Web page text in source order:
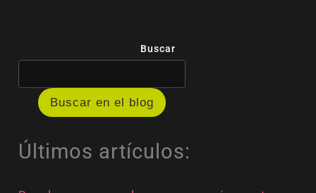
Buscar
Buscar en el blog
Últimos artículos: